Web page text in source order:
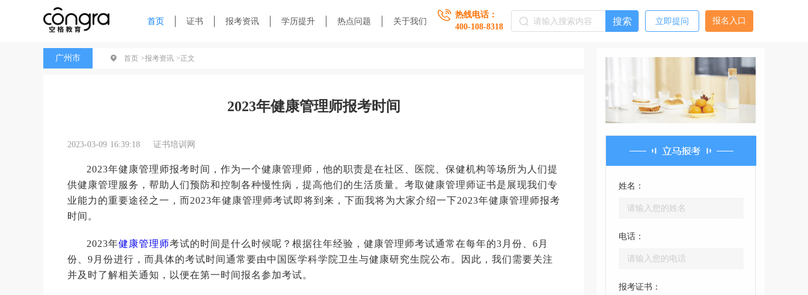
首页 证书 报考资讯 学历提升 热点问题 关于我们
热线电话：
400-108-8318
搜索 立即提问 报名入口
广州市 首页 >报考资讯 >正文
2023年健康管理师报考时间
2023-03-09 16:39:18 证书培训网
2023年健康管理师报考时间，作为一个健康管理师，他的职责是在社区、医院、保健机构等场所为人们提
供健康管理服务，帮助人们预防和控制各种慢性病，提高他们的生活质量。考取健康管理师证书是展现我们专
业能力的重要途径之一，而2023年健康管理师考试即将到来，下面我将为大家介绍一下2023年健康管理师报考
时间。
2023年健康管理师考试的时间是什么时候呢？根据往年经验，健康管理师考试通常在每年的3月份、6月
份、9月份进行，而具体的考试时间通常要由中国医学科学院卫生与健康研究生院公布。因此，我们需要关注
并及时了解相关通知，以便在第一时间报名参加考试。
姓名：
电话：
报考证书：